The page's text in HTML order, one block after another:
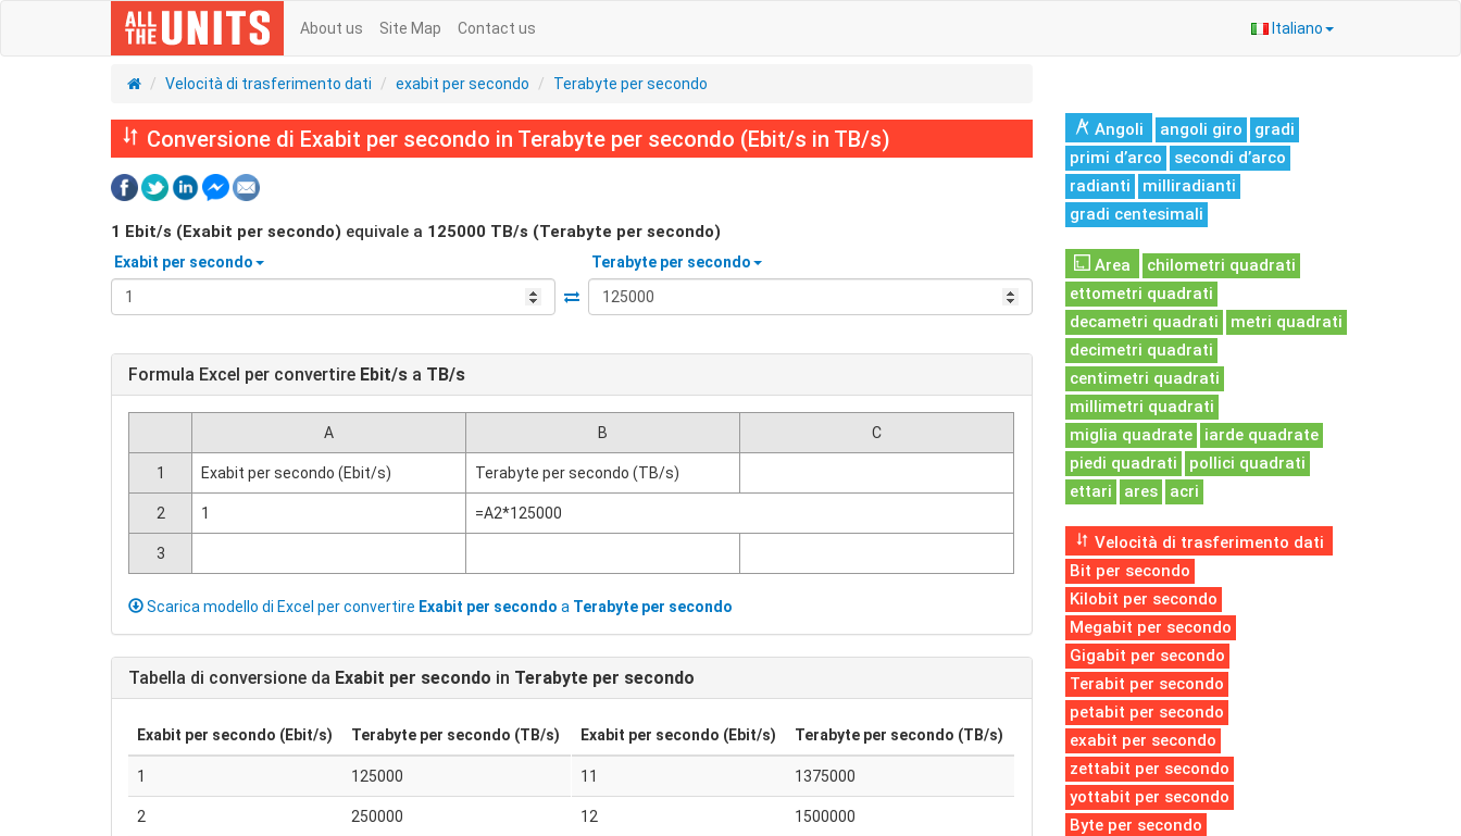
Italiano
About us Site Map Contact us
Velocità di trasferimento dati exabit per secondo Terabyte per secondo
Conversione di Exabit per secondo in Terabyte per secondo (Ebit/s in TB/s)
1 Ebit/s (Exabit per secondo) equivale a 125000 TB/s (Terabyte per secondo)
Exabit per secondo Terabyte per secondo
Formula Excel per convertire Ebit/s a TB/s
A B C
1 Exabit per secondo (Ebit/s) Terabyte per secondo (TB/s)
2 1 =A2*125000
3
Scarica modello di Excel per convertire Exabit per secondo a Terabyte per secondo
Tabella di conversione da Exabit per secondo in Terabyte per secondo
Exabit per secondo (Ebit/s) Terabyte per secondo (TB/s)
1 125000
2 250000
Exabit per secondo (Ebit/s) Terabyte per secondo (TB/s)
11 1375000
12 1500000
Angoli angoli giro
gradi
primi d’arco
secondi d’arco
radianti
milliradianti
gradi centesimali
Area
chilometri quadrati
ettometri quadrati
decametri quadrati
metri quadrati
decimetri quadrati
centimetri quadrati
millimetri quadrati
miglia quadrate
iarde quadrate
piedi quadrati
pollici quadrati
ettari
ares acri
Velocità di trasferimento dati
Bit per secondo
Kilobit per secondo
Megabit per secondo
Gigabit per secondo
Terabit per secondo
petabit per secondo
exabit per secondo
zettabit per secondo
yottabit per secondo
Byte per secondo